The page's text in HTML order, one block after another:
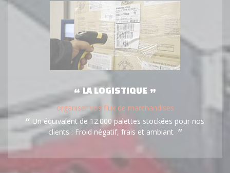
LA LOGISTIQUE
organiser vos flux de marchandises
Un équivalent de 12.000 palettes stockées pour nos
clients : Froid négatif, frais et ambiant